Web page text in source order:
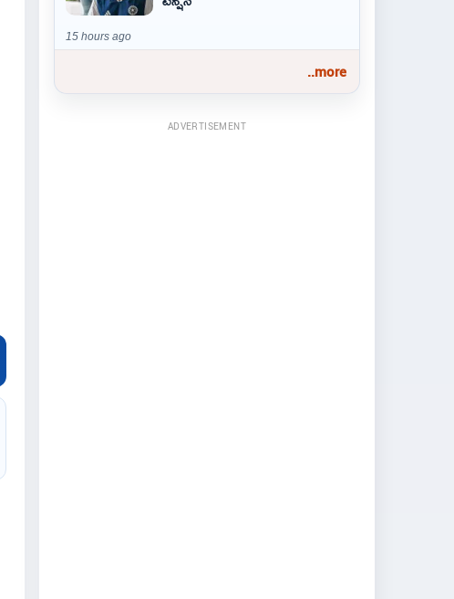
15 hours ago
..more
ADVERTISEMENT